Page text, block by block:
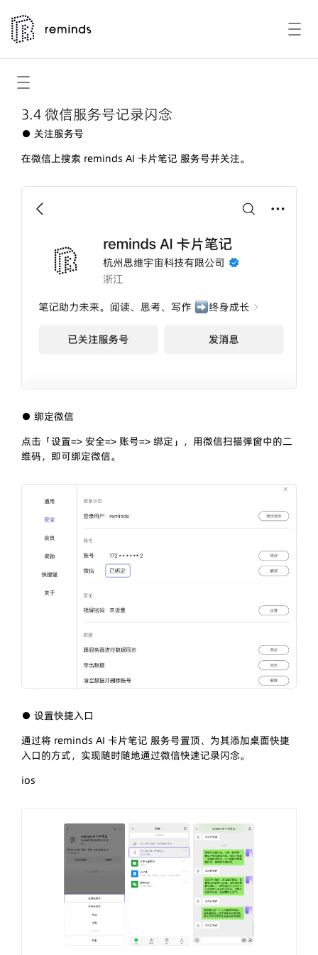
3.4 微信服务号记录闪念
● 关注服务号
在微信上搜索 reminds AI 卡片笔记 服务号并关注。
● 绑定微信
点击「设置=> 安全=> 账号=> 绑定」，用微信扫描弹窗中的二
维码，即可绑定微信。
● 设置快捷入口
通过将 reminds AI 卡片笔记 服务号置顶、为其添加桌面快捷
入口的方式，实现随时随地通过微信快速记录闪念。
ios